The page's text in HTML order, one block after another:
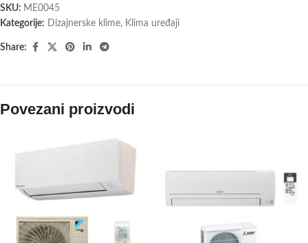
SKU: ME0045
Kategorije: Dizajnerske klime, Klima uređaji
Share:
Povezani proizvodi